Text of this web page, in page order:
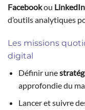
Facebookou LinkedIn
d’outils analytiques
Les missions
digital
Définir une
approfondie du
Lancer et suivre